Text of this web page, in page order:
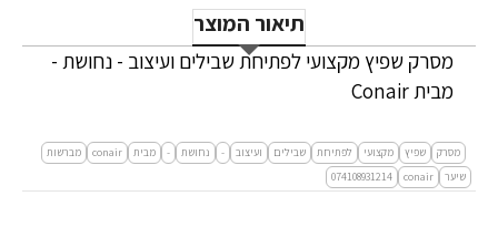
תיאור המוצר
מסרק שפיץ מקצועי לפתיחת שבילים ועיצוב - נחושת -
מבית Conair
מסרק שפיץ מקצועי לפתיחת שבילים ועיצוב - נחושת - מבית conair
מברשות
שיער
conair
074108931214